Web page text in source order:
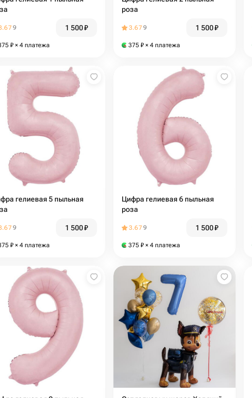
9 1 500₽
₽ × 4 платежа
роза
3.679 1 500₽
375 ₽ × 4 платежа
гелиевая 5 пыльная
9 1 500₽
₽ × 4 платежа
Цифра гелиевая 6 пыльная
роза
3.679 1 500₽
375 ₽ × 4 платежа